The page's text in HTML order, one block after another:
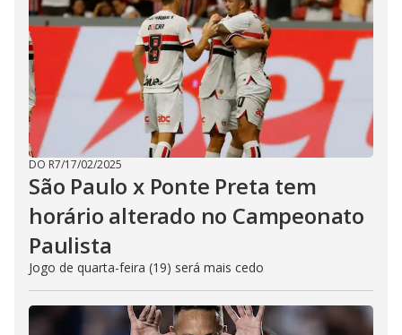
DO R7/17/02/2025
São Paulo x Ponte Preta tem
horário alterado no Campeonato
Paulista
Jogo de quarta-feira (19) será mais cedo